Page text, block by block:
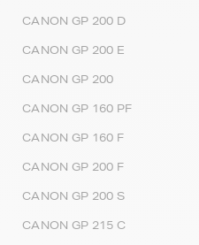
CANON GP 200 D
CANON GP 200 E
CANON GP 200
CANON GP 160 PF
CANON GP 160 F
CANON GP 200 F
CANON GP 200 S
CANON GP 215 C